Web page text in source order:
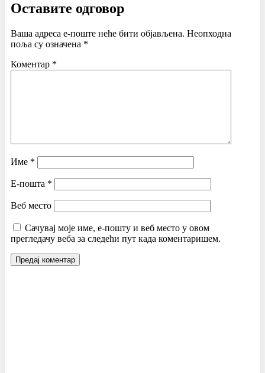
Оставите одговор
Ваша адреса е-поште неће бити објављена. Неопходна
поља су означена *
Коментар *
Име *
Е-пошта *
Веб место
Сачувај моје име, е-пошту и веб место у овом
прегледачу веба за следећи пут када коментаришем.